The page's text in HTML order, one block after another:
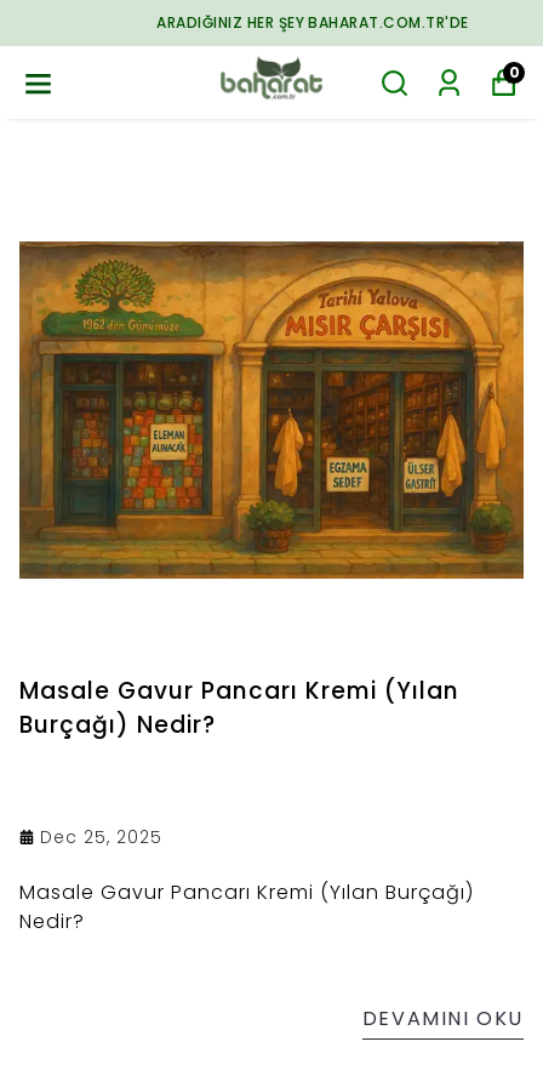
ARADIĞINIZ HER ŞEY BAHARAT.COM.TR'DE
0
Masale Gavur Pancarı Kremi (Yılan
Burçağı) Nedir?
Dec 25, 2025
Masale Gavur Pancarı Kremi (Yılan Burçağı)
Nedir?
DEVAMINI OKU